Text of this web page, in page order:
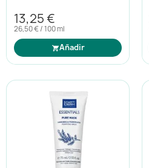
13,25 €
26,50 € / 100 ml
Añadir